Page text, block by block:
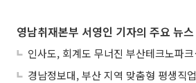
영남취재본부 서영인 기자의 주요 뉴스